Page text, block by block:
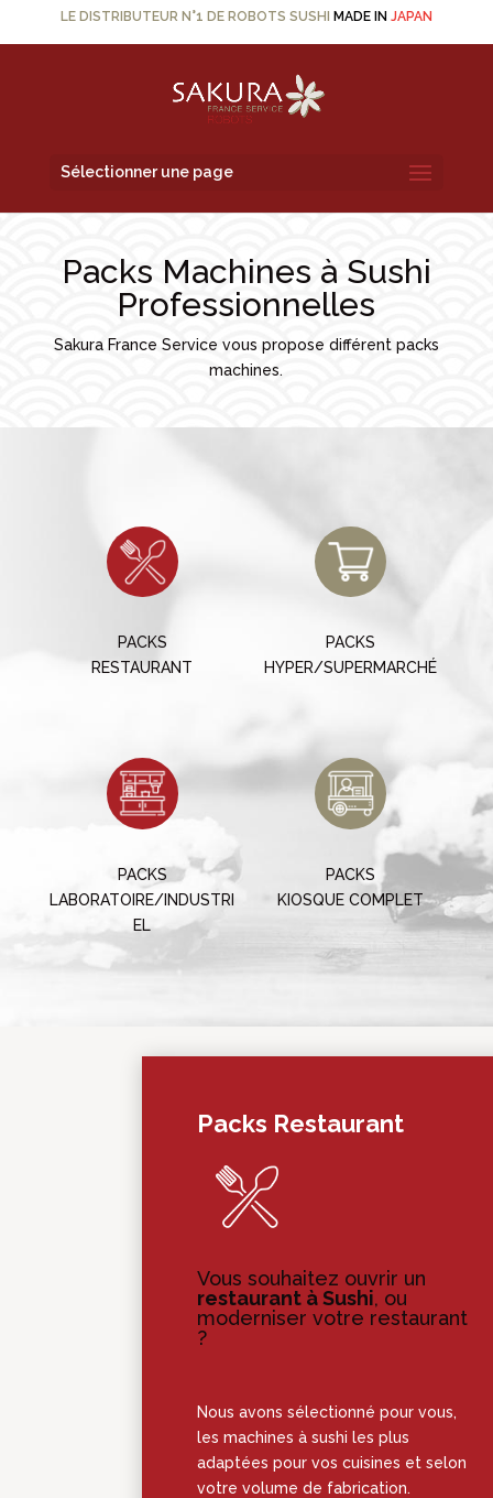
LE DISTRIBUTEUR N°1 DE ROBOTS SUSHI MADE IN JAPAN
Sélectionner une page
Packs Machines à Sushi
Professionnelles
Sakura France Service vous propose différent packs
machines.
PACKS
RESTAURANT
PACKS
HYPER/SUPERMARCHÉ
PACKS
LABORATOIRE/INDUSTRI
EL
PACKS
KIOSQUE COMPLET
Packs Restaurant
Vous souhaitez ouvrir un
restaurant à Sushi, ou
moderniser votre restaurant
?
Nous avons sélectionné pour vous,
les machines à sushi les plus
adaptées pour vos cuisines et selon
votre volume de fabrication.